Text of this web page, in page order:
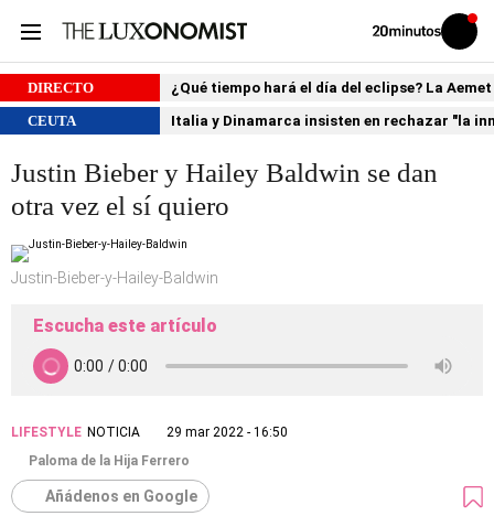
Volver
Iniciar
sesión
DIRECTO
¿Qué tiempo hará el día del eclipse? La
CEUTA
Italia y Dinamarca insisten en rechazar "la
Justin Bieber y Hailey Baldwin se dan
otra vez el sí quiero
Justin-Bieber-y-Hailey-Baldwin
Escucha este artículo
LIFESTYLE NOTICIA
29 mar 2022 - 16:50
Paloma de la Hija Ferrero
Añádenos en Google